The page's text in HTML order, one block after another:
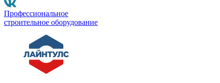
Профессиональное
строительное оборудование